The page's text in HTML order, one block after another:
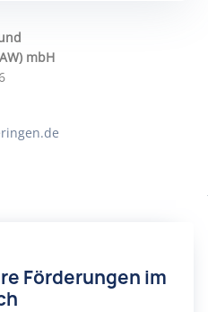
mbH
Förderungen im